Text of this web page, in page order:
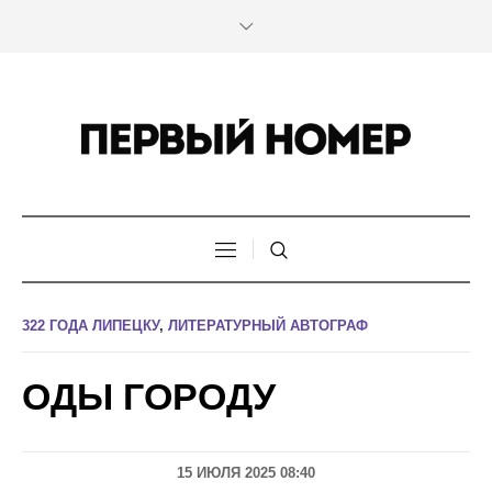
322 ГОДА ЛИПЕЦКУ, ЛИТЕРАТУРНЫЙ АВТОГРАФ
ОДЫ ГОРОДУ
15 ИЮЛЯ 2025 08:40